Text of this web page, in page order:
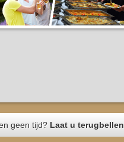
geen tijd? Laat u terugbellen